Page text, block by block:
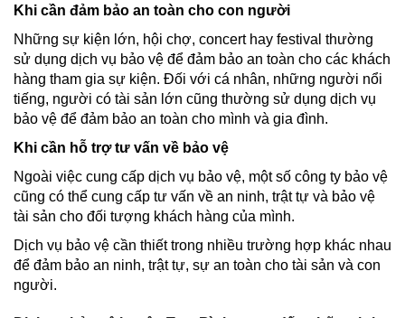
Khi cần đảm bảo an toàn cho con người
Những sự kiện lớn, hội chợ, concert hay festival thường
sử dụng dịch vụ bảo vệ để đảm bảo an toàn cho các khách
hàng tham gia sự kiện. Đối với cá nhân, những người nổi
tiếng, người có tài sản lớn cũng thường sử dụng dịch vụ
bảo vệ để đảm bảo an toàn cho mình và gia đình.
Khi cần hỗ trợ tư vấn về bảo vệ
Ngoài việc cung cấp dịch vụ bảo vệ, một số công ty bảo vệ
cũng có thể cung cấp tư vấn về an ninh, trật tự và bảo vệ
tài sản cho đối tượng khách hàng của mình.
Dịch vụ bảo vệ cần thiết trong nhiều trường hợp khác nhau
để đảm bảo an ninh, trật tự, sự an toàn cho tài sản và con
người.